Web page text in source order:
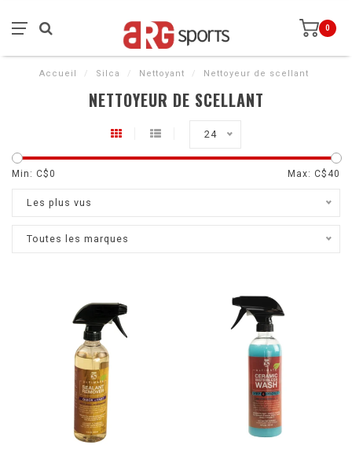
0
Accueil / Silca / Nettoyant / Nettoyeur de scellant
NETTOYEUR DE SCELLANT
24
Min: C$0 Max: C$ 40
Les plus vus
Toutes les marques